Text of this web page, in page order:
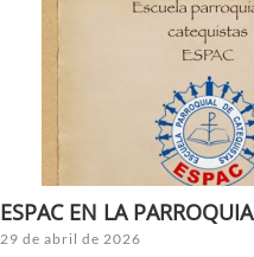
ESPAC EN LA PARROQUIA
29 de abril de 2026